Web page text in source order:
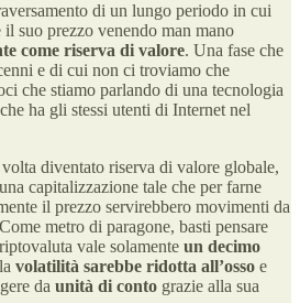
di un lungo periodo in cui
il suo prezzo venendo man mano
come riserva di valore. Una fase che
e di cui non ci troviamo che
che stiamo parlando di una tecnologia
ha gli stessi utenti di Internet nel
diventato riserva di valore globale,
capitalizzazione tale che per farne
il prezzo servirebbero movimenti da
metro di paragone, basti pensare
vale solamente un decimo
volatilità sarebbe ridotta all’osso e
da unità di conto grazie alla sua